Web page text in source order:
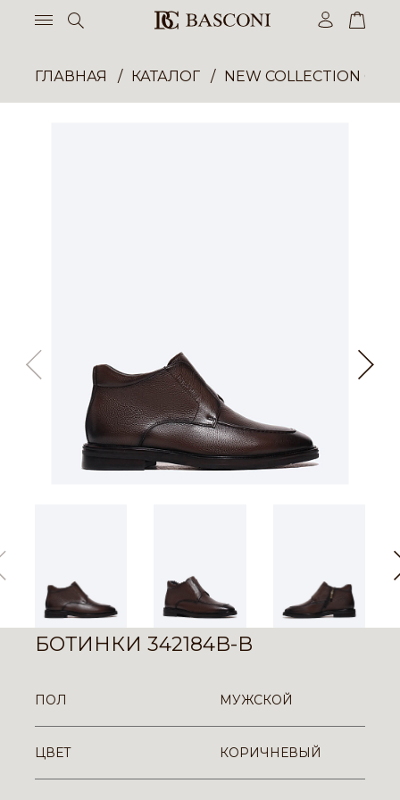
ГЛАВНАЯ КАТАЛОГ NEW COLLECTION
БОТИНКИ 342184B-B
ПОЛ МУЖСКОЙ
ЦВЕТ КОРИЧНЕВЫЙ